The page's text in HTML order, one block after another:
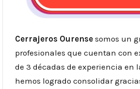
Cerrajeros Ourense somos un
profesionales que cuentan con
de 3 décadas de experiencia en
hemos logrado consolidar